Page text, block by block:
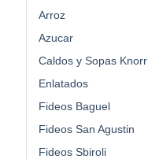
Arroz
Azucar
Caldos y Sopas Knorr
Enlatados
Fideos Baguel
Fideos San Agustin
Fideos Sbiroli